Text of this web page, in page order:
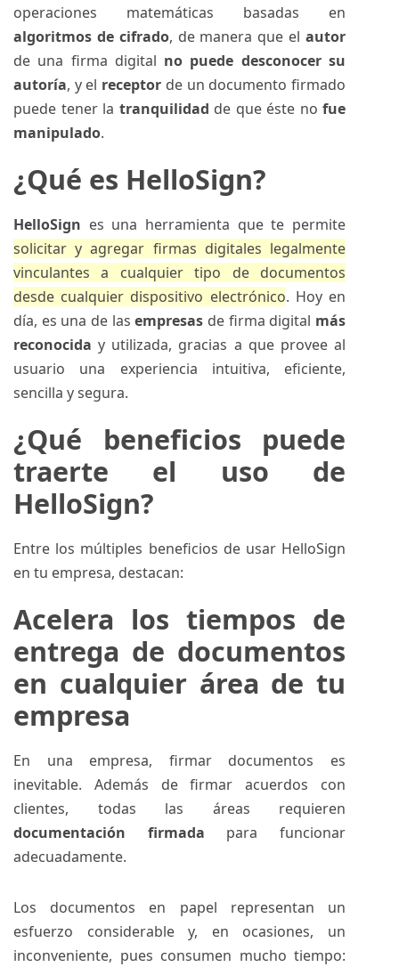
operaciones matemáticas basadas en
algoritmos de cifrado, de manera que elautor
de una firma digital no puede desconocer su
autoría, y el receptor de un documento firmado
puede tener la tranquilidad de que éste no fue
manipulado.
¿Qué es HelloSign?
HelloSign es una herramienta que te permite
solicitar y agregar firmas digitales legalmente
vinculantes a cualquier tipo de documentos
desde cualquier dispositivo electrónico. Hoy en
día, es una de lasempresas de firma digital más
reconocida y utilizada, gracias a que provee al
usuario una experiencia intuitiva, eficiente,
sencilla y segura.
¿Qué beneficios puede
traerte el uso de
HelloSign?
Entre los múltiples beneficios de usar HelloSign
en tu empresa, destacan:
Acelera los tiempos de
entrega de documentos
en cualquier área de tu
empresa
En una empresa, firmar documentos es
inevitable. Además de firmar acuerdos con
clientes, todas las áreas requieren
documentación firmada para funcionar
adecuadamente.
Los documentos en papel representan un
esfuerzo considerable y, en ocasiones, un
inconveniente, pues consumen mucho tiempo: